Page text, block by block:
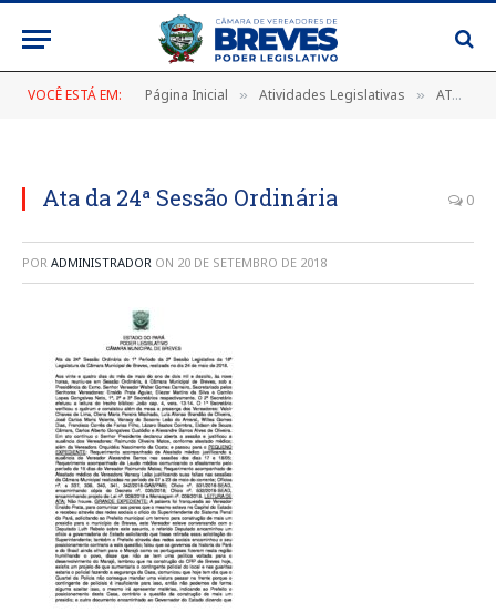
VOCÊ ESTÁ EM: Página Inicial » Atividades Legislativas » ATA DA 24ª SESSÃO ORDINÁRIA DO 1º PERÍODO DA 2ª SESSÃO LEGISLATIVA DA 18ª LEGISLATURA DA CÂMARA MUNICIPAL DE BREVES, REALIZADA NO DIA 24 DE MAIO DE 2018.
Ata da 24ª Sessão Ordinária 0
POR ADMINISTRADOR ON 20 DE SETEMBRO DE 2018